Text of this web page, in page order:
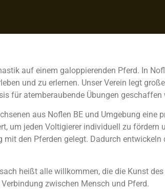
auf einem galoppierenden Pferd. In
und zu erlernen. Unser Verein legt
für atemberaubende Übungen geschaffen
aus Noflen BE und Umgebung eine
um jeden Voltigierer individuell zu fördern
den Pferden gelegt. Dadurch entwickeln
heißt alle willkommen, die die Kunst
zwischen Mensch und Pferd.